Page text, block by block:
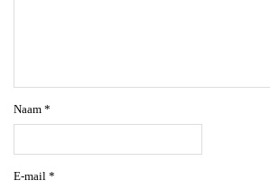
Naam *
E-mail *